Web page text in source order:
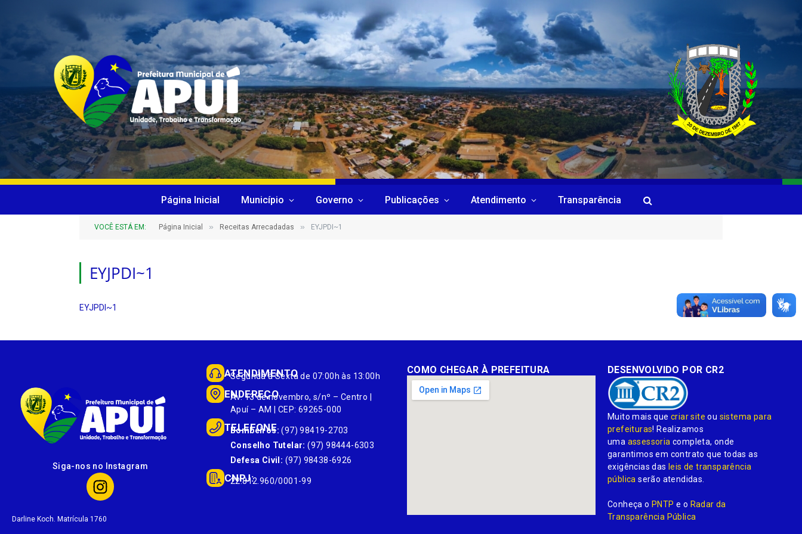
Página Inicial Município Governo Publicações Atendimento Transparência
VOCÊ ESTÁ EM: Página Inicial » Receitas Arrecadadas » EYJPDI~1
EYJPDI~1
EYJPDI~1
Siga-nos no Instagram
Darline Koch. Matrícula 1760
ATENDIMENTO
Segunda à Sexta de 07:00h às 13:00h
ENDEREÇO
Av. 13 de novembro, s/nº – Centro |
Apuí – AM | CEP: 69265-000
TELEFONE
Bombeiros: (97) 98419-2703
Conselho Tutelar: (97) 98444-6303
Defesa Civil: (97) 98438-6926
CNPJ:
22.812.960/0001-99
COMO CHEGAR À PREFEITURA DESENVOLVIDO POR CR2
Muito mais quecriar site ou sistema para
prefeituras! Realizamos
uma assessoria completa, onde
garantimos em contrato que todas as
exigências dasleis de transparência
pública serão atendidas.
Conheça oPNTP e o Radar da
Transparência Pública